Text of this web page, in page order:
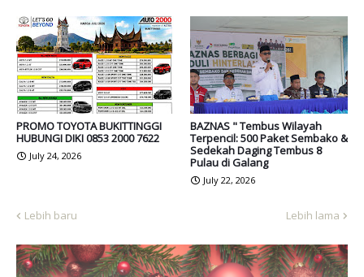
PROMO TOYOTA BUKITTINGGI
HUBUNGI DIKI 0853 2000 7622
July 24, 2026
BAZNAS " Tembus Wilayah
Terpencil: 500 Paket Sembako &
Sedekah Daging Tembus 8
Pulau di Galang
July 22, 2026
Lebih baru Lebih lama